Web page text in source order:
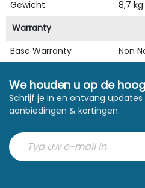
Gewicht
8,7 kg
Warranty
Base Warranty
Non
We houden u op de
Schrijf je in en ontvang
aanbiedingen & kortingen.